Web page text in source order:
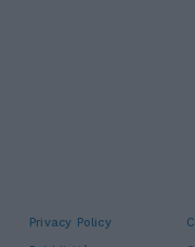
Privacy Policy